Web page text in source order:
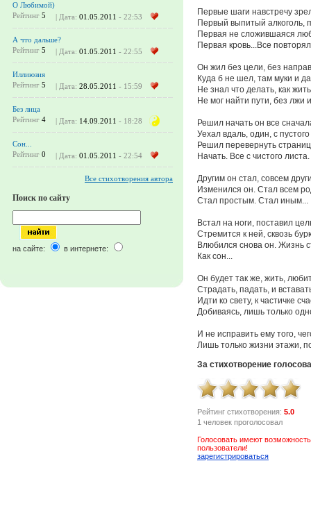
О Любимой)
Рейтинг 5 | Дата: 01.05.2011 - 22:53
А что дальше?
Рейтинг 5 | Дата: 01.05.2011 - 22:55
Иллиюзия
Рейтинг 5 | Дата: 28.05.2011 - 15:59
Без лица
Рейтинг 4 | Дата: 14.09.2011 - 18:28
Сон...
Рейтинг 0 | Дата: 01.05.2011 - 22:54
Все стихотворения автора
Поиск по сайту
на сайте: в интернете:
Первые шаги навстречу
Первый выпитый алкоголь,
Первая не сложившаяся
Первая кровь...Все
Он жил без цели, без
Куда б не шел, там муки и
Не знал что делать, как
Не мог найти пути, без лжи
Решил начать он все
Уехал вдаль, один, с
Решил перевернуть
Начать. Все с чистого листа.
Другим он стал, совсем
Изменился он. Стал всем
Стал простым. Стал иным...
Встал на ноги, поставил
Стремится к ней, сквозь
Влюбился снова он. Жизнь
Как сон...
Он будет так же, жить,
Страдать, падать, и
Идти ко свету, к частичке
Добиваясь, лишь только
И не исправить ему того,
Лишь только жизни этажи,
За стихотворение
Рейтинг стихотворения: 5.0
1 человек проголосовал
Голосовать имеют
пользователи!
зарегистрироваться